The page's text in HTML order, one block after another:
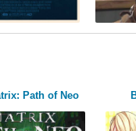
Path of Neo